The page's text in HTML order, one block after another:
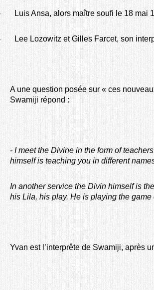
Luis Ansa, alors maître soufi le 18 mai
Lee Lozowitz et Gilles Farcet, son
A une question posée sur « ces
Swamiji répond :
- I meet the Divine in the form of
himself is teaching you in different
In another service the Divin himself is
his Lila, his play. He is playing the game
Yvan est l’interprête de Swamiji, après